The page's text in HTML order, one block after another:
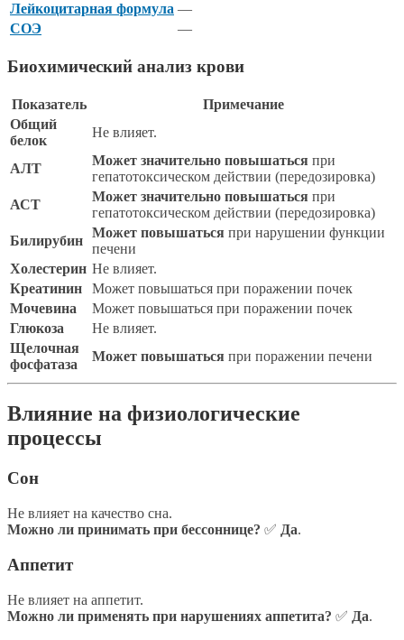
Лейкоцитарная формула —
СОЭ
—
Биохимический анализ крови
Показатель
Примечание
Общий
белок
Не влияет.
АЛТ
Может значительно повышаться при
гепатотоксическом действии (передозировка)
АСТ
Может значительно повышаться при
гепатотоксическом действии (передозировка)
Билирубин
Может повышаться при нарушении функции
печени
Холестерин Не влияет.
Креатинин
Может повышаться при поражении почек
Мочевина
Может повышаться при поражении почек
Глюкоза
Не влияет.
Щелочная
фосфатаза
Может повышаться при поражении печени
Влияние на физиологические
процессы
Сон
Не влияет на качество сна.
Можно ли принимать при бессоннице? ✅ Да.
Аппетит
Не влияет на аппетит.
Можно ли применять при нарушениях аппетита? ✅ Да.